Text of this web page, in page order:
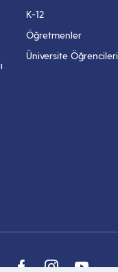
K-12
Öğretmenler
Üniversite Öğrencileri